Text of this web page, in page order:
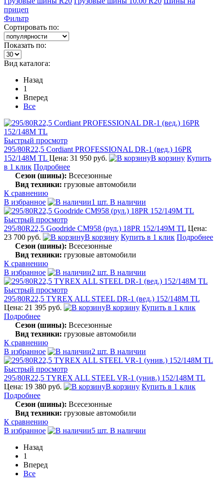
прицеп
Фильтр
Сортировать по:
Показать по:
Вид каталога:
Назад
1
Вперед
Все
Быстрый просмотр
295/80R22,5 Cordiant PROFESSIONAL DR-1 (вед.) 16PR
152/148M TL Цена: 31 950 руб. В корзину Купить
в 1 клик Подробнее
Сезон (шины): Всесезонные
Вид техники: грузовые автомобили
К сравнению
В избранное
1 шт. В наличии
Быстрый просмотр
295/80R22,5 Goodride CM958 (рул.) 18PR 152/149M TL Цена:
23 700 руб.
В корзину Купить в 1 клик Подробнее
Сезон (шины): Всесезонные
Вид техники: грузовые автомобили
К сравнению
В избранное
2 шт. В наличии
Быстрый просмотр
295/80R22,5 TYREX ALL STEEL DR-1 (вед.) 152/148M TL
Цена: 21 395 руб.
В корзину Купить в 1 клик
Подробнее
Сезон (шины): Всесезонные
Вид техники: грузовые автомобили
К сравнению
В избранное
2 шт. В наличии
Быстрый просмотр
295/80R22,5 TYREX ALL STEEL VR-1 (унив.) 152/148M TL
Цена: 19 380 руб.
В корзину Купить в 1 клик
Подробнее
Сезон (шины): Всесезонные
Вид техники: грузовые автомобили
К сравнению
В избранное
5 шт. В наличии
Назад
1
Вперед
Все